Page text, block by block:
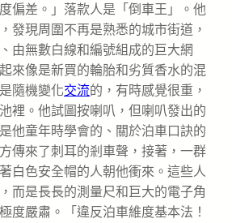
偏差。」落款人是「倒車王」。他
發現周圍不再是熟悉的城市街道，
由無數白線和編號組成的巨大網
來像是新買的輪胎和劣質香水的混
隨機變化交流的，有時感覺很重，
裡。他試圖按喇叭，但喇叭發出的
他童年時學會的、關於泊車口訣的
傳來了刺耳的剎車聲，接著，一群
白色安全帽的人朝他衝來。這些人
而是長長的測量尺和巨大的電子角
度嚴肅。「違反泊車維度基本法！